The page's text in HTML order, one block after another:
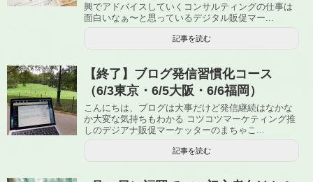
興でアドバイスしていくコンサルティングの仕事は
面白いなぁ〜と思っているデジタル販促マー...
記事を読む
【終了】ブログ発信習慣化コース
（6/3東京・6/5大阪・6/6福岡）
こんにちは、ブログは大事だけど発信継続はなかな
か大変な気持ちもわかる コツコツマーケティング推
しのデジアナ販促マーケッターのまちゃこ...
記事を読む